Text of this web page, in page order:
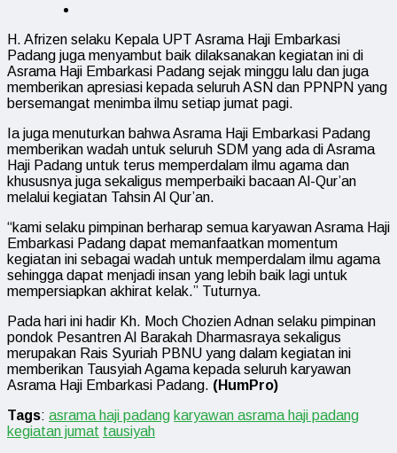
H. Afrizen selaku Kepala UPT Asrama Haji Embarkasi
Padang juga menyambut baik dilaksanakan kegiatan ini di
Asrama Haji Embarkasi Padang sejak minggu lalu dan juga
memberikan apresiasi kepada seluruh ASN dan PPNPN yang
bersemangat menimba ilmu setiap jumat pagi.
Ia juga menuturkan bahwa Asrama Haji Embarkasi Padang
memberikan wadah untuk seluruh SDM yang ada di Asrama
Haji Padang untuk terus memperdalam ilmu agama dan
khususnya juga sekaligus memperbaiki bacaan Al-Qur’an
melalui kegiatan Tahsin Al Qur’an.
“kami selaku pimpinan berharap semua karyawan Asrama Haji
Embarkasi Padang dapat memanfaatkan momentum
kegiatan ini sebagai wadah untuk memperdalam ilmu agama
sehingga dapat menjadi insan yang lebih baik lagi untuk
mempersiapkan akhirat kelak.” Tuturnya.
Pada hari ini hadir Kh. Moch Chozien Adnan selaku pimpinan
pondok Pesantren Al Barakah Dharmasraya sekaligus
merupakan Rais Syuriah PBNU yang dalam kegiatan ini
memberikan Tausyiah Agama kepada seluruh karyawan
Asrama Haji Embarkasi Padang. (HumPro)
Tags: asrama haji padang karyawan asrama haji padang
kegiatan jumat tausiyah